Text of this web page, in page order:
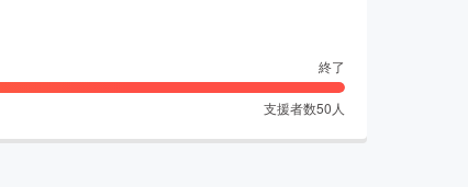
終了
支援者数50 人